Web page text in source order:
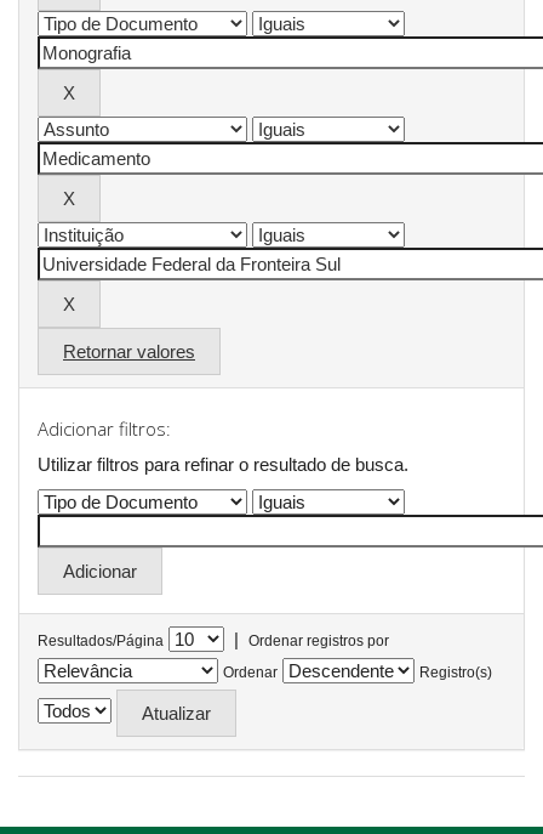
Retornar valores
Adicionar filtros:
Utilizar filtros para refinar o resultado de busca.
Resultados/Página |
Ordenar registros por
Ordenar
Registro(s)